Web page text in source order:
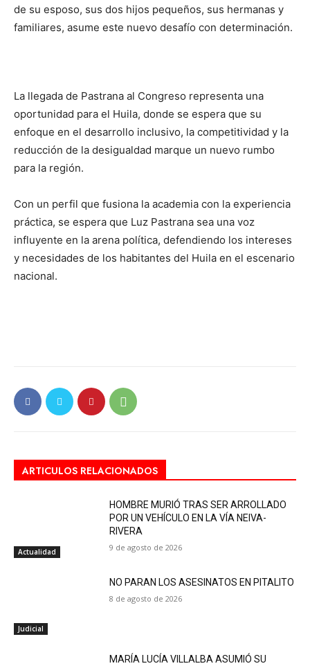
de su esposo, sus dos hijos pequeños, sus hermanas y
familiares, asume este nuevo desafío con determinación.
La llegada de Pastrana al Congreso representa una
oportunidad para el Huila, donde se espera que su
enfoque en el desarrollo inclusivo, la competitividad y la
reducción de la desigualdad marque un nuevo rumbo
para la región.
Con un perfil que fusiona la academia con la experiencia
práctica, se espera que Luz Pastrana sea una voz
influyente en la arena política, defendiendo los intereses
y necesidades de los habitantes del Huila en el escenario
nacional.
ARTICULOS RELACIONADOS
Actualidad
HOMBRE MURIÓ TRAS SER ARROLLADO
POR UN VEHÍCULO EN LA VÍA NEIVA-
RIVERA
9 de agosto de 2026
Judicial
NO PARAN LOS ASESINATOS EN PITALITO
8 de agosto de 2026
MARÍA LUCÍA VILLALBA ASUMIÓ SU